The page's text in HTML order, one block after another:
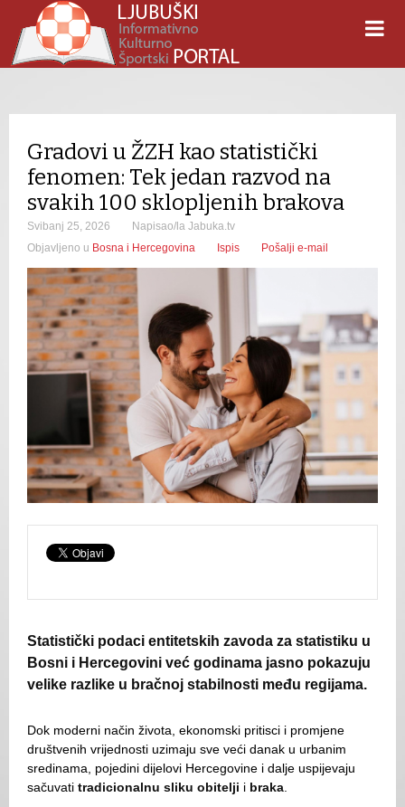
Gradovi u ŽZH kao statistički
fenomen: Tek jedan razvod na
svakih 100 sklopljenih brakova
Svibanj 25, 2026
Napisao/la Jabuka.tv
Objavljeno u Bosna i Hercegovina Ispis Pošalji e-mail
Statistički podaci entitetskih zavoda za statistiku u
Bosni i Hercegovini već godinama jasno pokazuju
velike razlike u bračnoj stabilnosti među regijama.
Dok moderni način života, ekonomski pritisci i promjene
društvenih vrijednosti uzimaju sve veći danak u urbanim
sredinama, pojedini dijelovi Hercegovine i dalje uspijevaju
sačuvati tradicionalnu sliku obitelji i braka